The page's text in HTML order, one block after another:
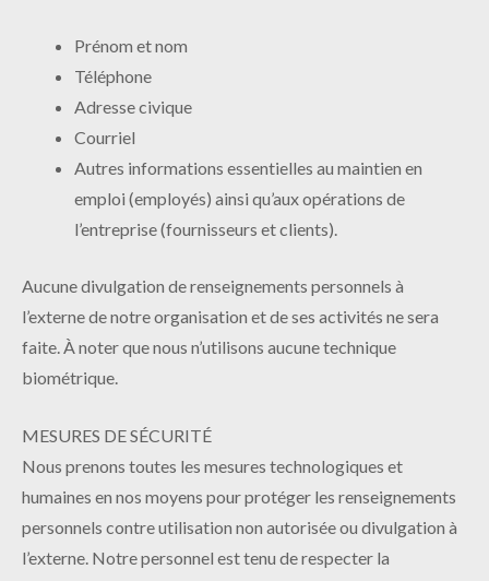
Prénom et nom
Téléphone
Adresse civique
Courriel
Autres informations essentielles au maintien en
emploi (employés) ainsi qu’aux opérations de
l’entreprise (fournisseurs et clients).
Aucune divulgation de renseignements personnels à
l’externe de notre organisation et de ses activités ne sera
faite. À noter que nous n’utilisons aucune technique
biométrique.
MESURES DE SÉCURITÉ
Nous prenons toutes les mesures technologiques et
humaines en nos moyens pour protéger les renseignements
personnels contre utilisation non autorisée ou divulgation à
l’externe. Notre personnel est tenu de respecter la